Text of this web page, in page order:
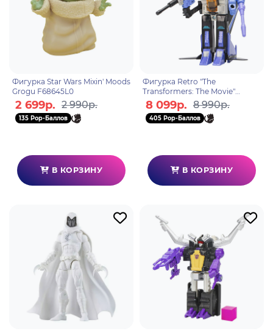
Фигурка Star Wars Mixin' Moods
Grogu F68645L0
2 699р. 2 990р.
135 Pop-Баллов
В КОРЗИНУ
Фигурка Retro "The
Transformers: The Movie"
Skywarp F69525L0
8 099р. 8 990р.
405 Pop-Баллов
В КОРЗИНУ